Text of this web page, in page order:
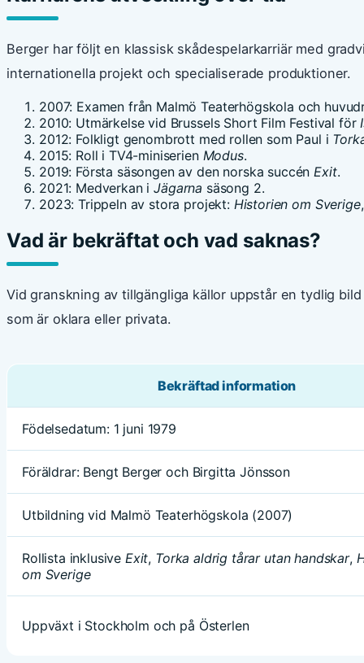
Berger har följt en klassisk skådespelarkarriär med
internationella projekt och specialiserade produktioner.
2007: Examen från Malmö Teaterhögskola och
2010: Utmärkelse vid Brussels Short Film Festival för
2012: Folkligt genombrott med rollen som Paul i
2015: Roll i TV4-miniserien Modus.
2019: Första säsongen av den norska succénExit.
2021: Medverkan iJägarna säsong 2.
2023: Trippeln av stora projekt: Historien om Sverige
Vad är bekräftat och vad saknas?
Vid granskning av tillgängliga källor uppstår en tydlig
som är oklara eller privata.
Bekräftad information
Födelsedatum: 1 juni 1979
Föräldrar: Bengt Berger och Birgitta Jönsson
Utbildning vid Malmö Teaterhögskola (2007)
Rollista inklusive Exit, Torka aldrig tårar utan handskar,
om Sverige
Uppväxt i Stockholm och på Österlen